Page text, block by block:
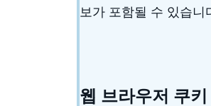
보가 포함될 수 있습니
웹 브라우저 쿠키